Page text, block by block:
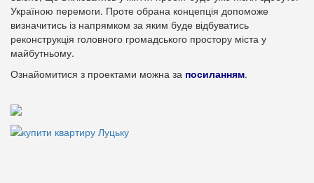
Україною перемоги. Проте обрана концепція допоможе
визначитись із напрямком за яким буде відбуватись
реконструкція головного громадського простору міста у
майбутньому.
Ознайомитися з проектами можна за посиланням.